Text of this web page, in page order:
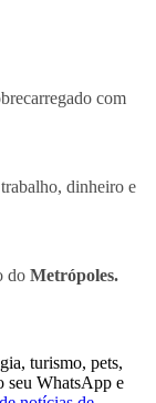
com
dinheiro e
do Metrópoles.
turismo, pets,
seu WhatsApp e